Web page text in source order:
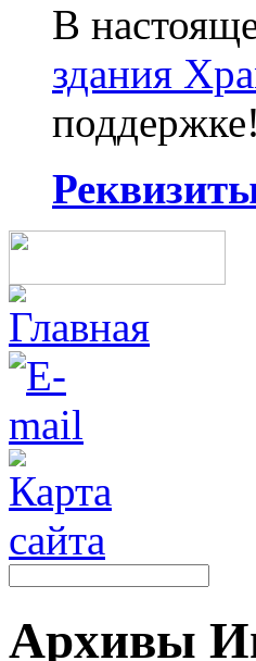
В
здания
поддержке!
Архивы